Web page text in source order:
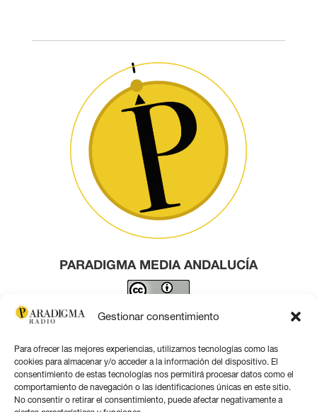
Gestionar consentimiento
Para ofrecer las mejores experiencias, utilizamos tecnologías como las
cookies para almacenar y/o acceder a la información del dispositivo. El
consentimiento de estas tecnologías nos permitirá procesar datos como el
comportamiento de navegación o las identificaciones únicas en este sitio.
No consentir o retirar el consentimiento, puede afectar negativamente a
PARADIGMA MEDIA ANDALUCÍA
Este obra está bajo una licencia de Creative Commons
Contacto por correo